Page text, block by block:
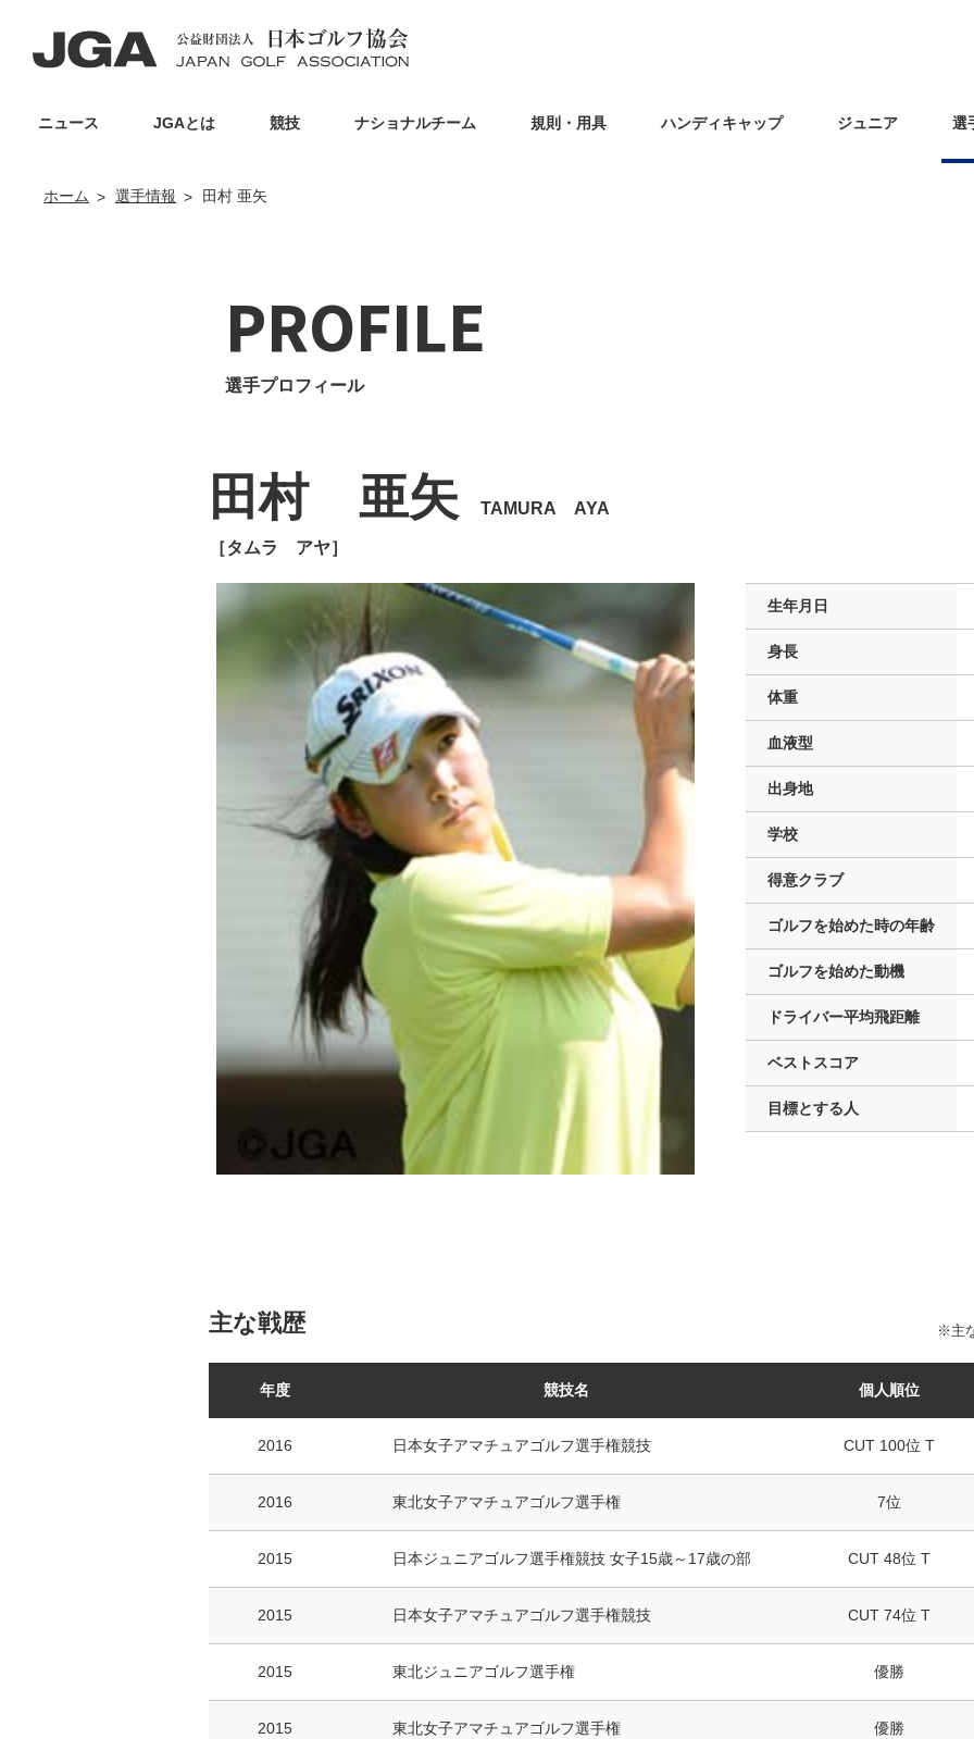
ニュース JGAとは 競技 ナショナルチーム 規則・用具 ハンディキャップ ジュニア 選
ホーム 選手情報 田村 亜矢
PROFILE
選手プロフィール
田村 亜矢 TAMURA AYA
［タムラ アヤ］
生年月日
身長
体重
血液型
出身地
学校
得意クラブ
ゴルフを始めた時の年齢
ゴルフを始めた動機
ドライバー平均飛距離
ベストスコア
目標とする人
主な戦歴 ※主
年度 競技名 個人順位
2016 日本女子アマチュアゴルフ選手権競技 CUT 100位 T
2016 東北女子アマチュアゴルフ選手権 7位
2015 日本ジュニアゴルフ選手権競技 女子15歳～17歳の部 CUT 48位 T
2015 日本女子アマチュアゴルフ選手権競技 CUT 74位 T
2015 東北ジュニアゴルフ選手権 優勝
2015 東北女子アマチュアゴルフ選手権 優勝